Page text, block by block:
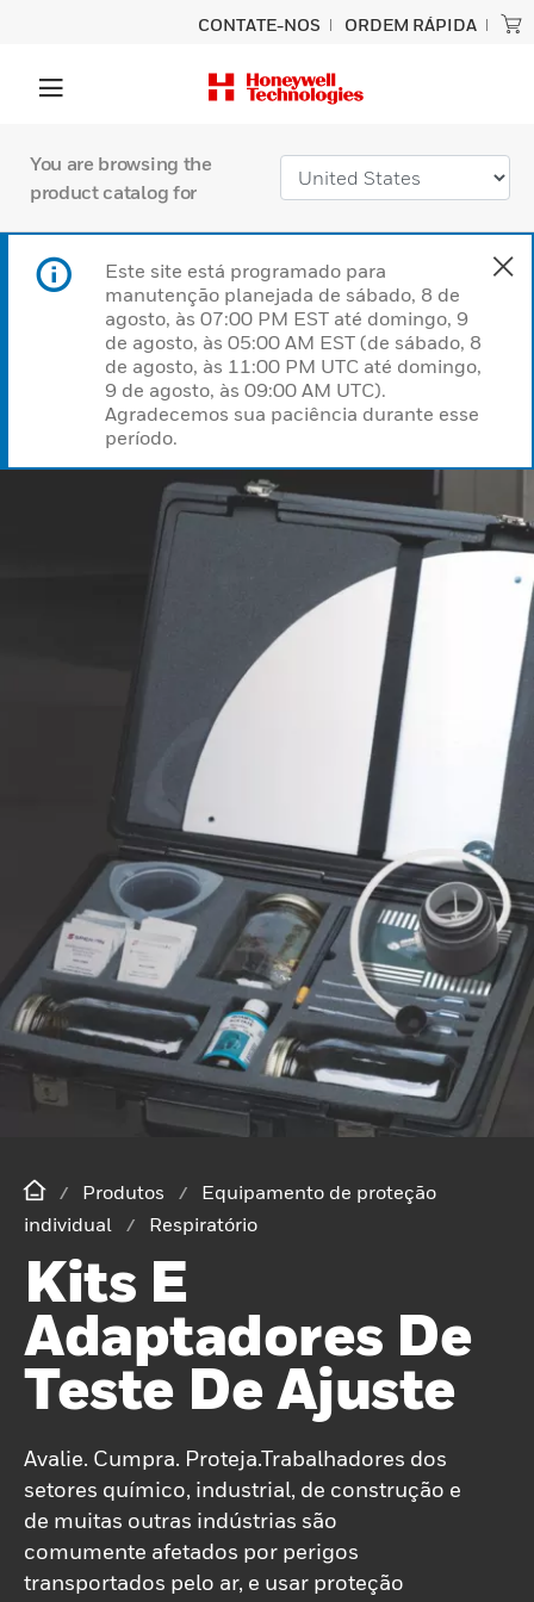
CONTATE-NOS ORDEM RÁPIDA
You are browsing the
product catalog for
Este site está programado para
manutenção planejada de sábado, 8 de
agosto, às 07:00 PM EST até domingo, 9
de agosto, às 05:00 AM EST (de sábado, 8
de agosto, às 11:00 PM UTC até domingo,
9 de agosto, às 09:00 AM UTC).
Agradecemos sua paciência durante esse
período.
Produtos
Equipamento de proteção
individual
Respiratório
Kits E
Adaptadores De
Teste De Ajuste
Avalie. Cumpra. Proteja.Trabalhadores dos
setores químico, industrial, de construção e
de muitas outras indústrias são
comumente afetados por perigos
transportados pelo ar, e usar proteção